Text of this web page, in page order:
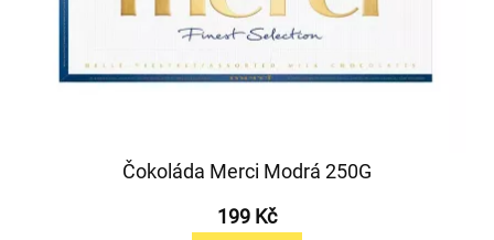
Čokoláda Merci Modrá 250G
199 Kč